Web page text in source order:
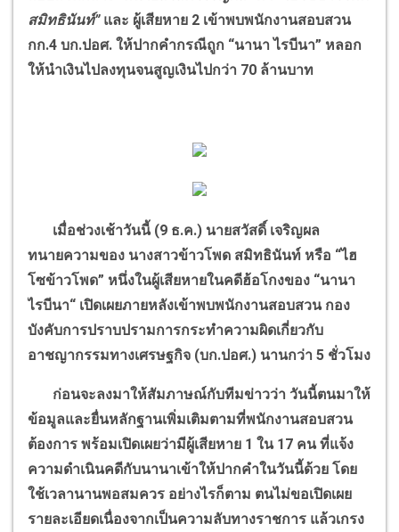
สมิทธินันท์” และ ผู้เสียหาย 2 เข้าพบพนักงานสอบสวน
กก.4 บก.ปอศ. ให้ปากคำกรณีถูก “นานา ไรบีนา” หลอก
ให้นำเงินไปลงทุนจนสูญเงินไปกว่า 70 ล้านบาท
เมื่อช่วงเช้าวันนี้ (9 ธ.ค.) นายสวัสดิ์ เจริญผล
ทนายความของ นางสาวข้าวโพด สมิทธินันท์ หรือ “ไฮ
โซข้าวโพด” หนึ่งในผู้เสียหายในคดีฮ้อโกงของ “นานา
ไรบีนา“ เปิดเผยภายหลังเข้าพบพนักงานสอบสวน กอง
บังคับการปราบปรามการกระทำความผิดเกี่ยวกับ
อาชญากรรมทางเศรษฐกิจ (บก.ปอศ.) นานกว่า 5 ชั่วโมง
ก่อนจะลงมาให้สัมภาษณ์กับทีมข่าวว่า วันนี้ตนมาให้
ข้อมูลและยื่นหลักฐานเพิ่มเติมตามที่พนักงานสอบสวน
ต้องการ พร้อมเปิดเผยว่ามีผู้เสียหาย 1 ใน 17 คน ที่แจ้ง
ความดำเนินคดีกับนานาเข้าให้ปากคำในวันนี้ด้วย โดย
ใช้เวลานานพอสมควร อย่างไรก็ตาม ตนไม่ขอเปิดเผย
รายละเอียดเนื่องจากเป็นความลับทางราชการ แล้วเกรง